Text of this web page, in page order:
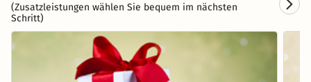
(Zusatzleistungen wählen Sie bequem im nächsten
Schritt)